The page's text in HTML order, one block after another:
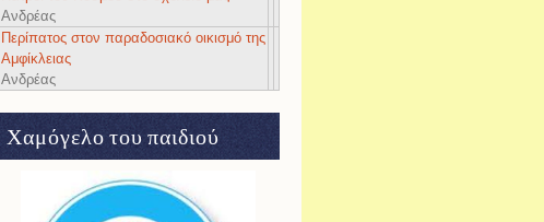
Ανδρέας
Περίπατος στον παραδοσιακό οικισμό της
Αμφίκλειας
Ανδρέας
Χαμόγελο του παιδιού